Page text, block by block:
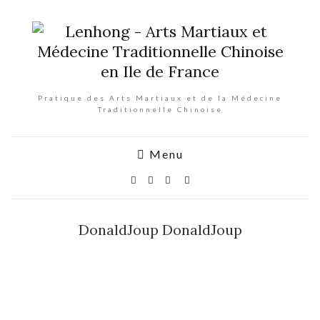
Pratique des Arts Martiaux et de la Médecine
Traditionnelle Chinoise
Menu
DonaldJoup DonaldJoup